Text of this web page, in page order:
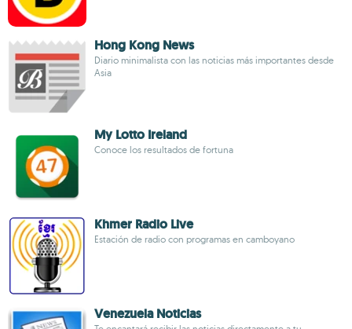
Hong Kong News
Diario minimalista con las noticias más importantes desde
Asia
My Lotto Ireland
Conoce los resultados de fortuna
Khmer Radio Live
Estación de radio con programas en camboyano
Venezuela Noticias